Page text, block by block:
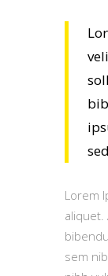
Lorem
aliquet.
sem